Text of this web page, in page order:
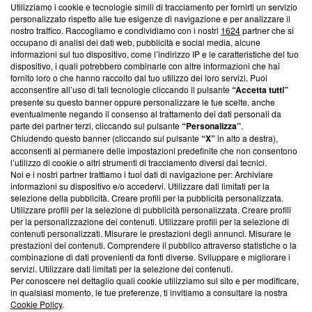
Questa sezione offre informazioni trasparenti su Blasting
News, sui nostri processi editoriali e su come ci impegniamo a
creare news di qualità. Inoltre, afferma la nostra aderenza a
‘Trust Project - News with Integrity’Blasting News non è
ancora membro del programma, ma ha richiesto di farne
parte; Trust Project non ha ancora effettuato una verifica di
conformità agli standard.
Su di noi
Team editoriale
Corporate
Redazione
Informativa Privacy
Cookie Policy
Blasting SA, IDI CHE-247.845.224, Via Carlo Frasca, 3 - 6900
Lugano (Svizzera) Tel:+39 0690258937
Utilizziamo i cookie e tecnologie simili di tracciamento per fornirti un servizio
personalizzato rispetto alle tue esigenze di navigazione e per analizzare il
nostro traffico. Raccogliamo e condividiamo con i nostri 1624partner che si
occupano di analisi dei dati web, pubblicità e social media, alcune
informazioni sul tuo dispositivo, come l’indirizzo IP e le caratteristiche del tuo
dispositivo, i quali potrebbero combinarle con altre informazioni che hai
fornito loro o che hanno raccolto dal tuo utilizzo dei loro servizi. Puoi
acconsentire all’uso di tali tecnologie cliccando il pulsante“Accetta tutti”
presente su questo banner oppure personalizzare le tue scelte, anche
eventualmente negando il consenso al trattamento dei dati personali da
parte dei partner terzi, cliccando sul pulsante“Personalizza”.
Chiudendo questo banner (cliccando sul pulsante“X”in alto a destra),
acconsenti al permanere delle impostazioni predefinite che non consentono
l’utilizzo di cookie o altri strumenti di tracciamento diversi dai tecnici.
Noi e i nostri partner trattiamo i tuoi dati di navigazione per: Archiviare
informazioni su dispositivo e/o accedervi. Utilizzare dati limitati per la
selezione della pubblicità. Creare profili per la pubblicità personalizzata.
Utilizzare profili per la selezione di pubblicità personalizzata. Creare profili
per la personalizzazione dei contenuti. Utilizzare profili per la selezione di
contenuti personalizzati. Misurare le prestazioni degli annunci. Misurare le
prestazioni dei contenuti. Comprendere il pubblico attraverso statistiche o la
combinazione di dati provenienti da fonti diverse. Sviluppare e migliorare i
servizi. Utilizzare dati limitati per la selezione dei contenuti.
Per conoscere nel dettaglio quali cookie utilizziamo sul sito e per modificare,
in qualsiasi momento, le tue preferenze, ti invitiamo a consultare la nostra
Cookie Policy.